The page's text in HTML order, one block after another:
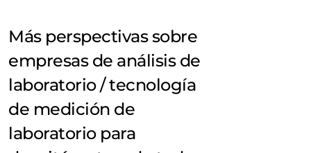
Más perspectivas sobre
empresas de análisis de
laboratorio / tecnología
de medición de
laboratorio para